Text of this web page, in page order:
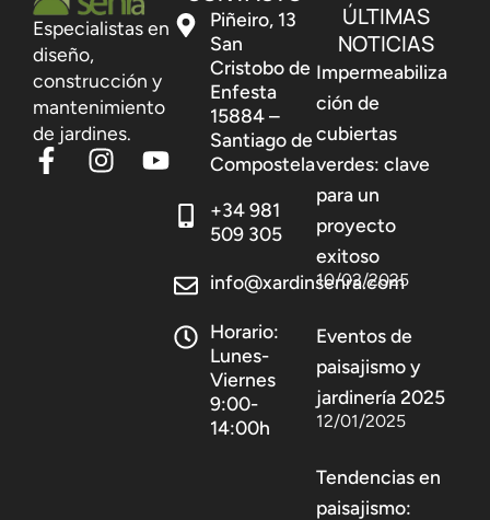
Especialistas en
diseño,
construcción y
mantenimiento
de jardines.
Piñeiro, 13
San
Cristobo de
Enfesta
15884 –
Santiago de
Compostela
+34 981
509 305
info@xardinsenra.com
Horario:
Lunes-
Viernes
9:00-
14:00h
ÚLTIMAS
NOTICIAS
Impermeabiliza
ción de
cubiertas
verdes: clave
para un
proyecto
exitoso
10/02/2025
Eventos de
paisajismo y
jardinería 2025
12/01/2025
Tendencias en
paisajismo: